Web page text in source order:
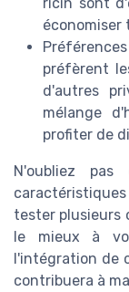
économiser
préfèrent
d'autres
mélange
profiter de
N'oubliez
tester plusieurs
le mieux à
l'intégration de
contribuera à